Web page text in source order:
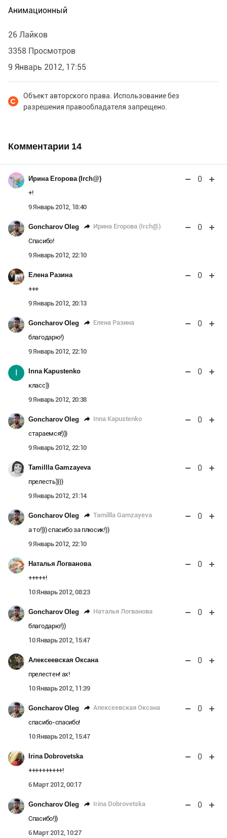
Анимационный
26 Лайков
3358 Просмотров
9 Январь 2012, 17:55
Объект авторского права. Использование без
разрешения правообладателя запрещено.
Комментарии 14
Ирина Егорова (Irch@) 0
+!
9 Январь 2012, 18:40
Goncharov Oleg Ирина Егорова (Irch@) 0
Спасибо!
9 Январь 2012, 22:10
Елена Разина 0
+++
9 Январь 2012, 20:13
Goncharov Oleg Елена Разина 0
благодарю!)
9 Январь 2012, 22:10
I Inna Kapustenko 0
класс))
9 Январь 2012, 20:38
Goncharov Oleg Inna Kapustenko 0
стараемся!)))
9 Январь 2012, 22:10
Tamillla Gamzayeva 0
прелесть))))
9 Январь 2012, 21:14
Goncharov Oleg Tamillla Gamzayeva 0
а то!))) спасибо за плюсик!))
9 Январь 2012, 22:10
Наталья Логванова 0
+++++!
10 Январь 2012, 08:23
Goncharov Oleg Наталья Логванова 0
благодарю!))
10 Январь 2012, 15:47
Алексеевская Оксана 0
прелестен! ах!
10 Январь 2012, 11:39
Goncharov Oleg Алексеевская Оксана 0
cпасибо-спасибо!
10 Январь 2012, 15:47
Irina Dobrovetska 0
++++++++++!
6 Март 2012, 00:17
Goncharov Oleg Irina Dobrovetska 0
Спасибо!))
6 Март 2012, 10:27